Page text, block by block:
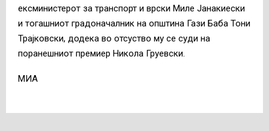
ексминистерот за транспорт и врски Миле Јанакиески
и тогашниот градоначалник на општина Гази Баба Тони
Трајковски, додека во отсуство му се суди на
поранешниот премиер Никола Груевски.
МИА